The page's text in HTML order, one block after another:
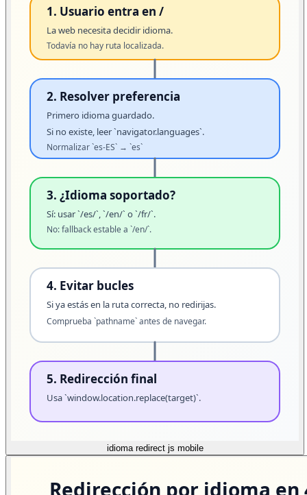
idioma redirect js mobile